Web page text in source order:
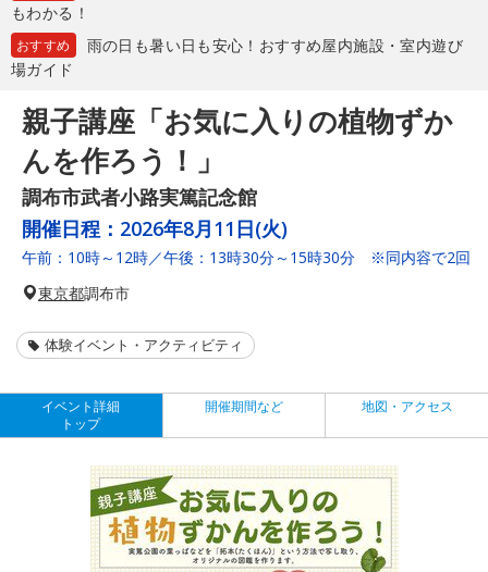
もわかる！
おすすめ
雨の日も暑い日も安心！おすすめ屋内施設・室内遊び
場ガイド
親子講座「お気に入りの植物ずか
んを作ろう！」
調布市武者小路実篤記念館
開催日程： 2026年8月11日(火)
午前：10時～12時／午後：13時30分～15時30分 ※同内容で2回
東京都調布市
体験イベント・アクティビティ
イベント詳細
トップ
開催期間など 地図・アクセス